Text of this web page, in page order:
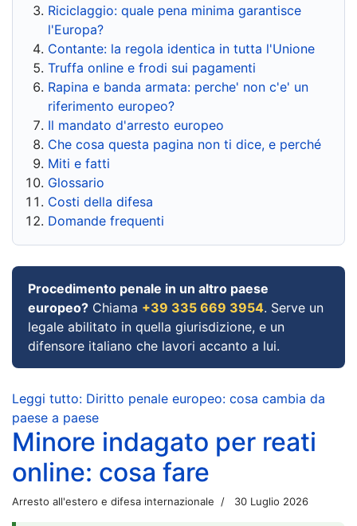
Riciclaggio: quale pena minima garantisce
l'Europa?
Contante: la regola identica in tutta l'Unione
Truffa online e frodi sui pagamenti
Rapina e banda armata: perche' non c'e' un
riferimento europeo?
Il mandato d'arresto europeo
Che cosa questa pagina non ti dice, e perché
Miti e fatti
Glossario
Costi della difesa
Domande frequenti
Procedimento penale in un altro paese
europeo? Chiama +39 335 669 3954. Serve un
legale abilitato in quella giurisdizione, e un
difensore italiano che lavori accanto a lui.
Leggi tutto: Diritto penale europeo: cosa cambia da
paese a paese
Minore indagato per reati
online: cosa fare
Arresto all'estero e difesa internazionale 30 Luglio 2026